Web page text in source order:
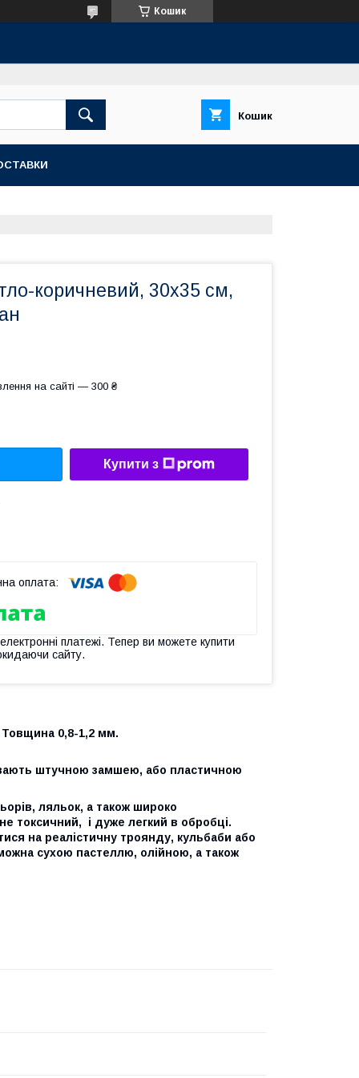
Кошик
Кошик
коричневий, 30x35 см,
на сайті — 300 ₴
Купити з
платежі. Тепер ви можете купити
сайту.
Товщина 0,8-1,2 мм.
штучною замшею, або пластичною
ляльок, а також широко
токсичний, і дуже легкий в обробці.
на реалістичну троянду, кульбаби або
сухою пастеллю, олійною, а також